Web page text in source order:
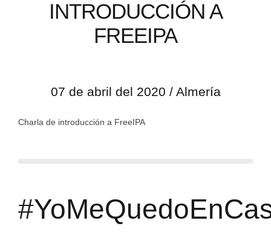
INTRODUCCIÓN A
FREEIPA
07 de abril del 2020 / Almería
Charla de introducción a FreeIPA